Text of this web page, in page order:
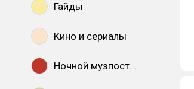
Гайды
Кино и сериалы
Ночной музпостинг